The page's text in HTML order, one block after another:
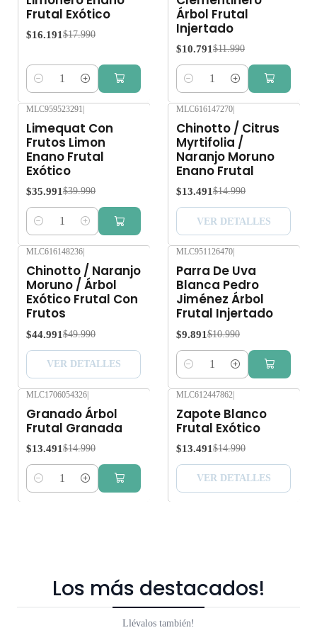
Frutal Exótico
$16.191 $17.990
Cantidad
Árbol Frutal
Injertado
$10.791 $11.990
Cantidad
MLC959523291 |
Limequat Con
Frutos Limon
Enano Frutal
Exótico
$35.991 $39.990
Cantidad
Agotado
MLC616147270|
Chinotto / Citrus
Myrtifolia /
Naranjo Moruno
Enano Frutal
$13.491 $14.990
VER DETALLES
MLC616148236
Chinotto / Naranjo
Moruno / Árbol
Exótico Frutal Con
Frutos
$44.991 $49.990
VER DETALLES
MLC951126470
Parra De Uva
Blanca Pedro
Jiménez Árbol
Frutal Injertado
$9.891 $10.990
Cantidad
MLC1706054326|
Granado Árbol
Frutal Granada
$13.491 $14.990
Cantidad
Agotado
MLC612447862|
Zapote Blanco
Frutal Exótico
$13.491 $14.990
VER DETALLES
Los más destacados!
Llévalos también!